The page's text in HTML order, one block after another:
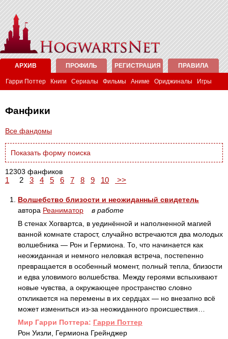
АРХИВ ПРОФИЛЬ РЕГИСТРАЦИЯ ПРАВИЛА
Гарри Поттер Книги Сериалы Фильмы Аниме Ориджиналы Игры
Фанфики
Все фандомы
12303 фанфиков
1 2 3 4 5 6 7 8 9 10 >>
1. Волшебство близости и неожиданный свидетель
автора Реаниматор
в работе
В стенах Хогвартса, в уединённой и наполненной магией
ванной комнате старост, случайно встречаются два молодых
волшебника — Рон и Гермиона. То, что начинается как
неожиданная и немного неловкая встреча, постепенно
превращается в особенный момент, полный тепла, близости
и едва уловимого волшебства. Между героями вспыхивают
новые чувства, а окружающее пространство словно
откликается на перемены в их сердцах — но внезапно всё
может измениться из‑за неожиданного происшествия…
Mир Гарри Поттера: Гарри Поттер
Рон Уизли, Гермиона Грейнджер
Показать форму поиска